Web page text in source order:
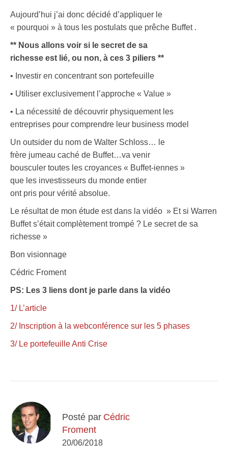
Aujourd’hui j’ai donc décidé d’appliquer le
« pourquoi » à tous les postulats que prêche Buffet .
** Nous allons voir si le secret de sa
richesse est lié, ou non, à ces 3 piliers **
• Investir en concentrant son portefeuille
• Utiliser exclusivement l’approche « Value »
• La nécessité de découvrir physiquement les
entreprises pour comprendre leur business model
Un outsider du nom de Walter Schloss… le
frère jumeau caché de Buffet…va venir
bousculer toutes les croyances « Buffet-iennes »
que les investisseurs du monde entier
ont pris pour vérité absolue.
Le résultat de mon étude est dans la vidéo » Et si Warren
Buffet s’était complètement trompé ? Le secret de sa
richesse »
Bon visionnage
Cédric Froment
PS: Les 3 liens dont je parle dans la vidéo
1/ L’article
2/ Inscription à la webconférence sur les 5 phases
3/ Le portefeuille Anti Crise
Posté par Cédric
Froment
20/06/2018